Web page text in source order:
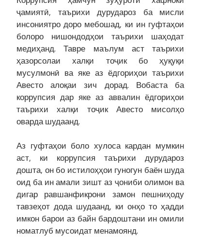
ҷамиятӣ, таърихи дурудароз ба мисли
инсониятро доро мебошад, ки ин гуфтаҳои
болоро нишондодҳои таърихи шаҳодат
медиҳанд. Тавре маълум аст таърихи
ҳазорсолаи халқи тоҷик бо ҳуқуқи
мусулмонӣ ва яке аз ёдгориҳои таърихи
Авесто алоқаи зич дорад. Вобаста ба
коррупсия дар яке аз аввалин ёдгориҳои
таърихи халқи тоҷик Авесто мисолҳо
оварда шудаанд.
Аз гуфтаҳои боло хулоса кардан мумкин
аст, ки коррупсия таърихи дурудароз
дошта, он бо истилоҳҳои гуногун баён шуда
оид ба ин амали зишт аз ҷониби олимон ва
дигар равшанфикрони замон пешниҳоду
тавзеҳот дода шудаанд, ки онҳо то ҳадди
имкон барои аз байн бардоштани ин омили
номатлуб мусоидат менамоянд.